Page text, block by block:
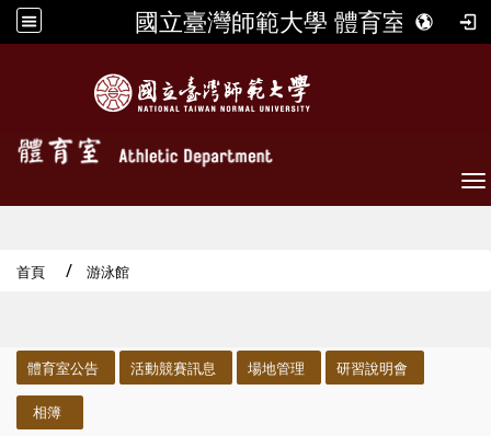
國立臺灣師範大學 體育室
首頁 游泳館
體育室公告 活動競賽訊息 場地管理 研習說明會
相簿